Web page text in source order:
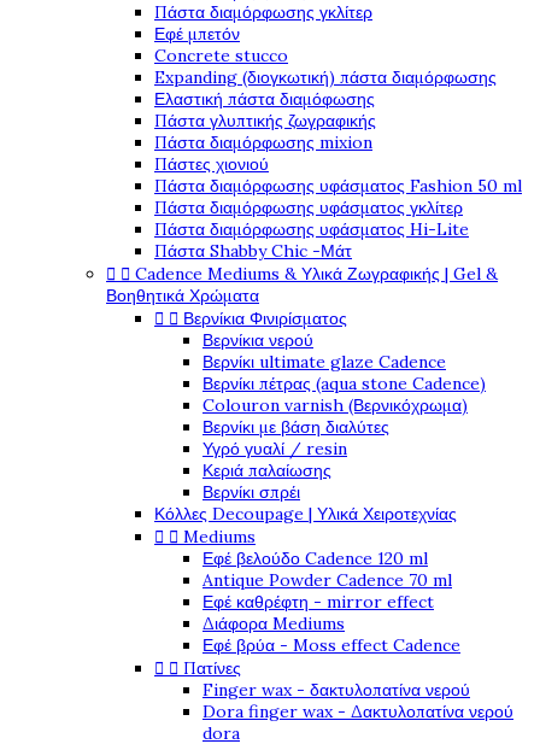
Πάστα διαμόρφωσης γκλίτερ
Εφέ μπετόν
Concrete stucco
Expanding (διογκωτική) πάστα διαμόρφωσης
Ελαστική πάστα διαμόφωσης
Πάστα γλυπτικής ζωγραφικής
Πάστα διαμόρφωσης mixion
Πάστες χιονιού
Πάστα διαμόρφωσης υφάσματος Fashion 50 ml
Πάστα διαμόρφωσης υφάσματος γκλίτερ
Πάστα διαμόρφωσης υφάσματος Hi-Lite
Πάστα Shabby Chic -Μάτ
  Cadence Mediums & Υλικά Ζωγραφικής | Gel &
Βοηθητικά Χρώματα
  Βερνίκια Φινιρίσματος
Βερνίκια νερού
Βερνίκι ultimate glaze Cadence
Βερνίκι πέτρας (aqua stone Cadence)
Colouron varnish (Βερνικόχρωμα)
Βερνίκι με βάση διαλύτες
Υγρό γυαλί / resin
Κεριά παλαίωσης
Βερνίκι σπρέι
Κόλλες Decoupage | Υλικά Χειροτεχνίας
  Mediums
Εφέ βελούδο Cadence 120 ml
Antique Powder Cadence 70 ml
Εφέ καθρέφτη - mirror effect
Διάφορα Mediums
Εφέ βρύα - Moss effect Cadence
  Πατίνες
Finger wax - δακτυλοπατίνα νερού
Dora finger wax - Δακτυλοπατίνα νερού
dora